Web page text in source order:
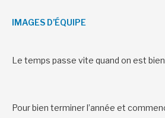
IMAGES D’ÉQUIPE
Le temps passe vite quand on est bien
Pour bien terminer l’année et